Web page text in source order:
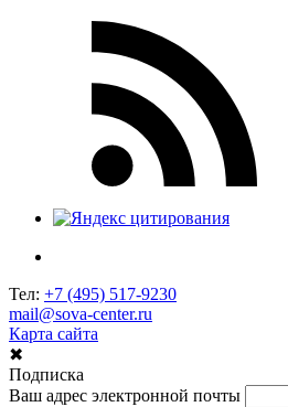
Тел: +7 (495) 517-9230
mail@sova-center.ru
Карта сайта
✖
Подписка
Ваш адрес электронной почты